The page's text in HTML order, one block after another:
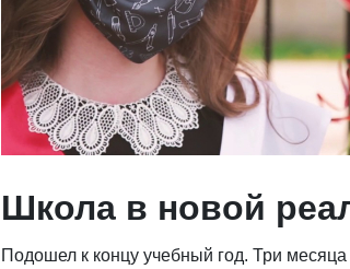
Школа в новой
Подошел к концу учебный год. Три месяца